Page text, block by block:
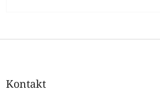
Z
Kontakt